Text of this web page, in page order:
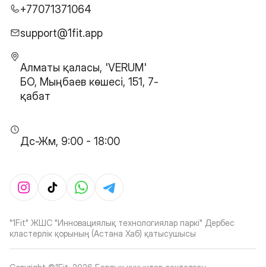
+77071371064
support@1fit.app
Алматы қаласы, 'VERUM'
БО, Мыңбаев көшесі, 151, 7-
қабат
Дс-Жм, 9:00 - 18:00
"1Fit" ЖШС "Инновациялық технологиялар паркі" Дербес
кластерлік қорының (Астана Хаб) қатысушысы